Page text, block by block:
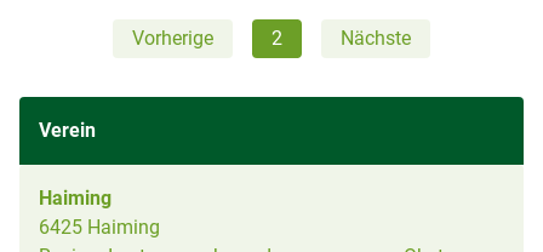
Vorherige 2 Nächste
Verein
Haiming
6425 Haiming